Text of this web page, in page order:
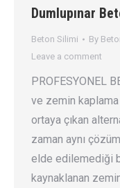
Dumlupınar
Beton Silimi By
Leave a comment
PROFESYONEL
ve zemin
ortaya çıkan
zaman aynı
elde edilemediği
kaynaklanan